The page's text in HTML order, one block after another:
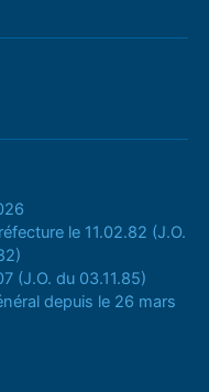
le 11.02.82 (J.O.
(J.O. du 03.11.85)
depuis le 26 mars